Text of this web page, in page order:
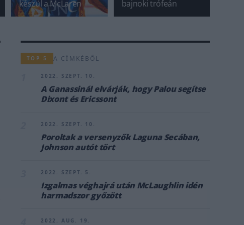
készül a McLaren bajnoki trófeán
TOP 5 A CÍMKÉBŐL
2022. SZEPT. 10.
A Ganassinál elvárják, hogy Palou segítse
Dixont és Ericssont
2022. SZEPT. 10.
Poroltak a versenyzők Laguna Secában,
Johnson autót tört
2022. SZEPT. 5.
Izgalmas véghajrá után McLaughlin idén
harmadszor győzött
2022. AUG. 19.